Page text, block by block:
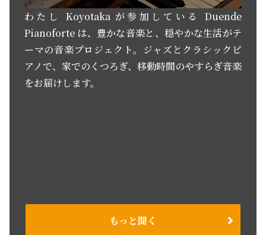
わたし Koyotaka が参加している Duende
Pianoforte は、豊かな音楽と、穏やかな生活がテ
ーマの音楽プロジェクト。ジャズとクラシックピ
アノで、家でのくつろぎ、移動時間のやすらぎ音楽
をお届けします。
もっと聞く